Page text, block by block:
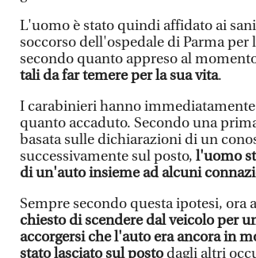
L'uomo è stato quindi affidato ai
soccorso dell'ospedale di Parma per
secondo quanto appreso al
tali da far temere per la sua vita.
I carabinieri hanno
quanto accaduto. Secondo una
basata sulle dichiarazioni di un
successivamente sul posto, l'uomo
di un'auto insieme ad alcuni
Sempre secondo questa ipotesi, ora
chiesto di scendere dal veicolo per
accorgersi che l'auto era ancora in
stato lasciato sul postodagli altri